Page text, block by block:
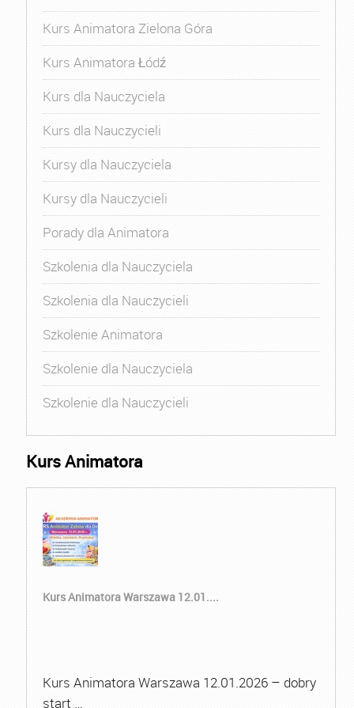
Kurs Animatora Zielona Góra
Kurs Animatora Łódź
Kurs dla Nauczyciela
Kurs dla Nauczycieli
Kursy dla Nauczyciela
Kursy dla Nauczycieli
Porady dla Animatora
Szkolenia dla Nauczyciela
Szkolenia dla Nauczycieli
Szkolenie Animatora
Szkolenie dla Nauczyciela
Szkolenie dla Nauczycieli
Kurs Animatora
Kurs Animatora Warszawa 12.01....
Kurs Animatora Warszawa 12.01.2026 – dobry
start …